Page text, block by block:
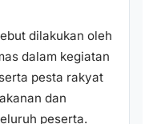
dilakukan oleh
dalam kegiatan
pesta rakyat
dan
peserta.